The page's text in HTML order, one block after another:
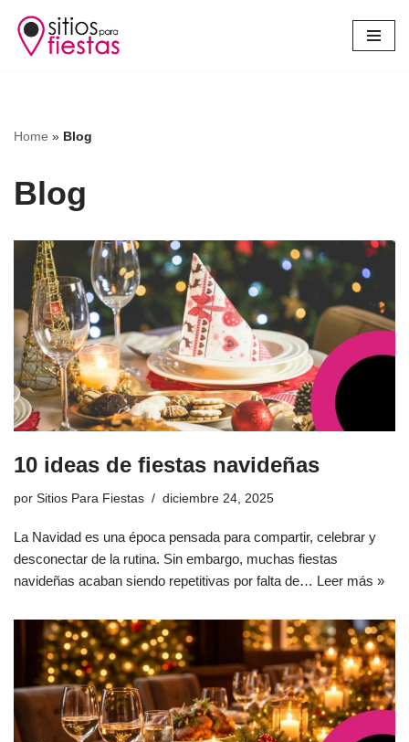
Saltar
Home » Blog
Blog
10 ideas de fiestas navideñas
por Sitios Para Fiestas diciembre 24, 2025
La Navidad es una época pensada para compartir, celebrar y
desconectar de la rutina. Sin embargo, muchas fiestas
navideñas acaban siendo repetitivas por falta de… Leer más »